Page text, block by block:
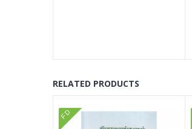
RELATED PRODUCTS
FD